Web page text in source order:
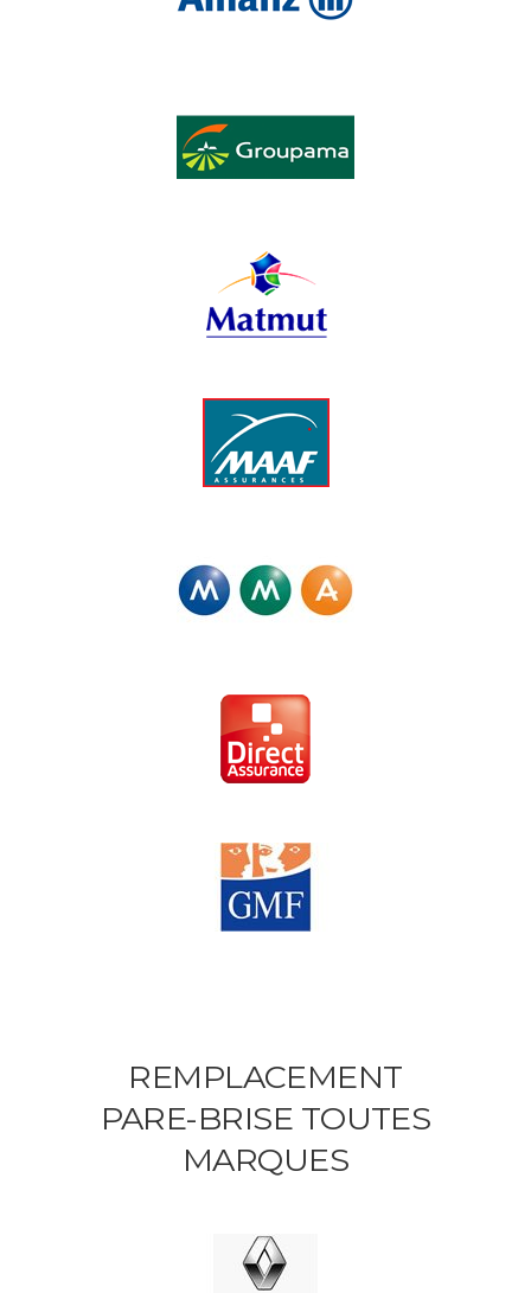
REMPLACEMENT
PARE-BRISE TOUTES
MARQUES